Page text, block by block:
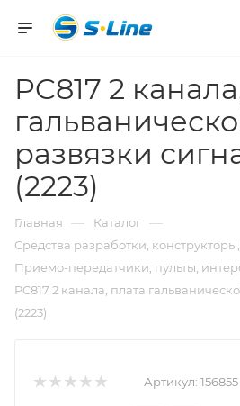
PC817 2
развязки
(2223)
Главная — Каталог —
Средства разработки,
Приемо-передатчики, пульты,
PC817 2 канала, плата
(2223)
Артикул: 156855